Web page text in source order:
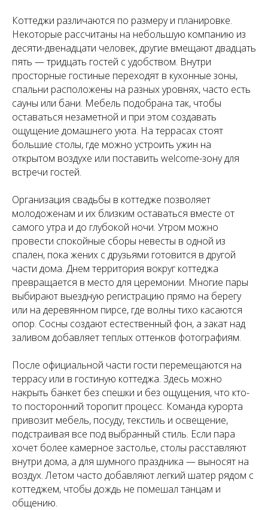
Коттеджи различаются по размеру и планировке.
Некоторые рассчитаны на небольшую компанию из
десяти-двенадцати человек, другие вмещают двадцать
пять — тридцать гостей с удобством. Внутри
просторные гостиные переходят в кухонные зоны,
спальни расположены на разных уровнях, часто есть
сауны или бани. Мебель подобрана так, чтобы
оставаться незаметной и при этом создавать
ощущение домашнего уюта. На террасах стоят
большие столы, где можно устроить ужин на
открытом воздухе или поставить welcome-зону для
встречи гостей.
Организация свадьбы в коттедже позволяет
молодоженам и их близким оставаться вместе от
самого утра и до глубокой ночи. Утром можно
провести спокойные сборы невесты в одной из
спален, пока жених с друзьями готовится в другой
части дома. Днем территория вокруг коттеджа
превращается в место для церемонии. Многие пары
выбирают выездную регистрацию прямо на берегу
или на деревянном пирсе, где волны тихо касаются
опор. Сосны создают естественный фон, а закат над
заливом добавляет теплых оттенков фотографиям.
После официальной части гости перемещаются на
террасу или в гостиную коттеджа. Здесь можно
накрыть банкет без спешки и без ощущения, что кто-
то посторонний торопит процесс. Команда курорта
привозит мебель, посуду, текстиль и освещение,
подстраивая все под выбранный стиль. Если пара
хочет более камерное застолье, столы расставляют
внутри дома, а для шумного праздника — выносят на
воздух. Летом часто добавляют легкий шатер рядом с
коттеджем, чтобы дождь не помешал танцам и
общению.